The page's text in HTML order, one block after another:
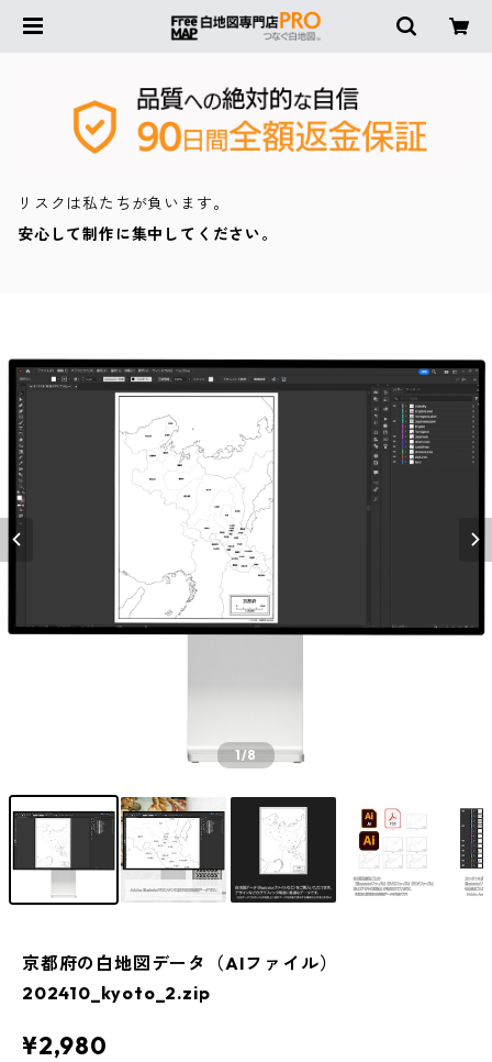
リスクは私たちが負います。
安心して制作に集中してください。
1/8
京都府の白地図データ（AIファイル）
202410_kyoto_2.zip
¥2,980